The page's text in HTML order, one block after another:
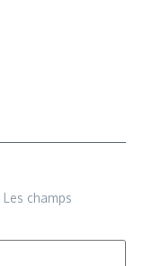
Les champs